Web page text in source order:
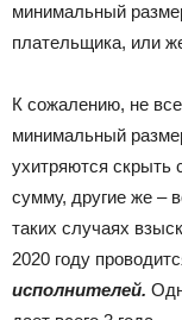
минимальный
плательщика, или
К сожалению, не
минимальный
ухитряются
сумму, другие же –
таких случаях
2020 году
исполнителей.